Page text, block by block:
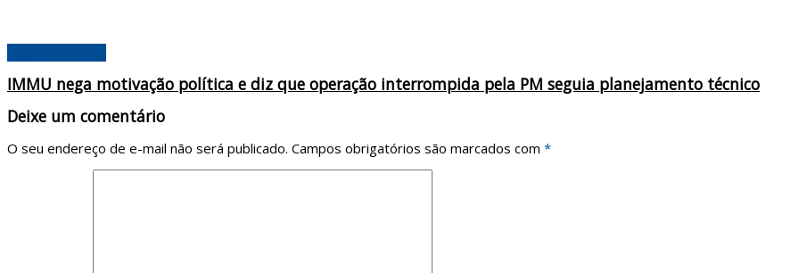
IMMU nega motivação política e diz que operação interrompida pela PM seguia planejamento técnico
Deixe um comentário
O seu endereço de e-mail não será publicado. Campos obrigatórios são marcados com *